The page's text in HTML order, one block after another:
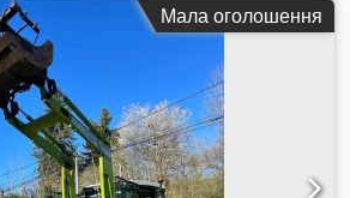
Мала оголошення